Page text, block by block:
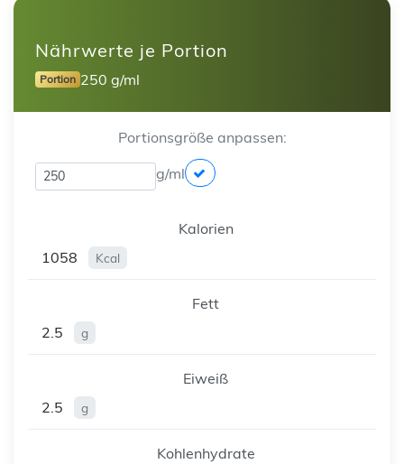
Nährwerte je Portion
Portion 250 g/ml
Portionsgröße anpassen:
g/ml
Kalorien
1058
Kcal
Fett
2.5
g
Eiweiß
2.5
g
Kohlenhydrate